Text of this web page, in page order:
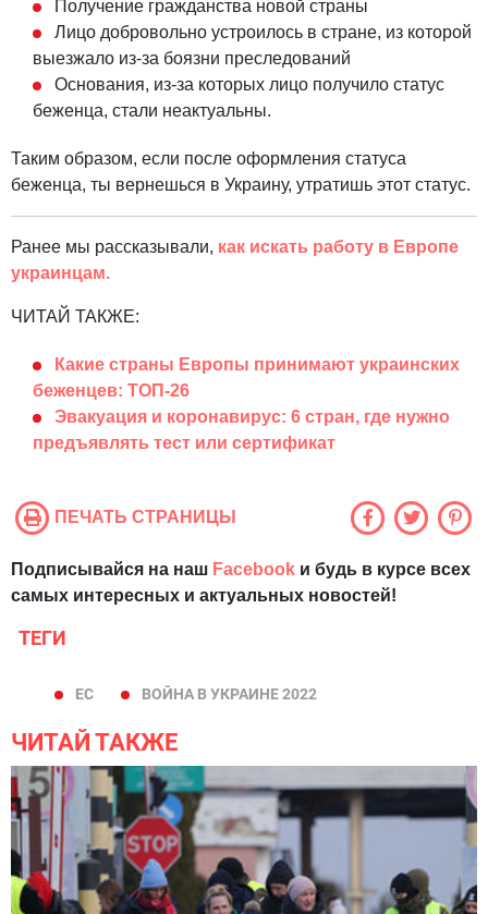
Получение гражданства новой страны
Лицо добровольно устроилось в стране, из которой
выезжало из-за боязни преследований
Основания, из-за которых лицо получило статус
беженца, стали неактуальны.
Таким образом, если после оформления статуса
беженца, ты вернешься в Украину, утратишь этот статус.
Ранее мы рассказывали, как искать работу в Европе
украинцам.
ЧИТАЙ ТАКЖЕ:
Какие страны Европы принимают украинских
беженцев: ТОП-26
Эвакуация и коронавирус: 6 стран, где нужно
предъявлять тест или сертификат
ПЕЧАТЬ СТРАНИЦЫ
Подписывайся на наш Facebook и будь в курсе всех
самых интересных и актуальных новостей!
ТЕГИ
ЕС ВОЙНА В УКРАИНЕ 2022
ЧИТАЙ ТАКЖЕ